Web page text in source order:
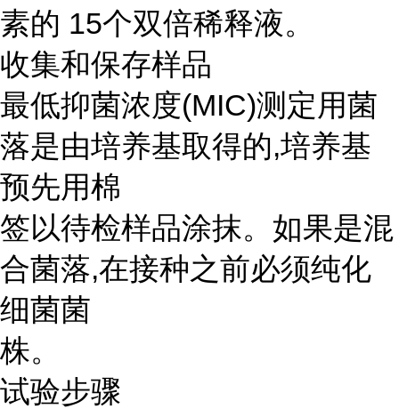
素的 15个双倍稀释液。
收集和保存样品
最低抑菌浓度(MIC)测定用菌
落是由培养基取得的,培养基
预先用棉
签以待检样品涂抹。如果是混
合菌落,在接种之前必须纯化
细菌菌
株。
试验步骤